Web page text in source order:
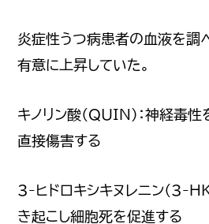
炎症性うつ病患者の血液を調
有意に上昇していた。
キノリン酸（QUIN）：神経毒性
直接傷害する
3-ヒドロキシキヌレニン（3-HK
き起こし細胞死を促進する